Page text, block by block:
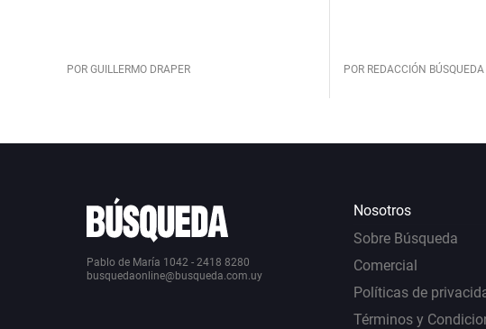
POR GUILLERMO DRAPER POR REDACCIÓN BÚSQUEDA
Pablo de María 1042 - 2418 8280
busquedaonline@busqueda.com.uy
Nosotros
Sobre Búsqueda
Comercial
Políticas de
Términos y